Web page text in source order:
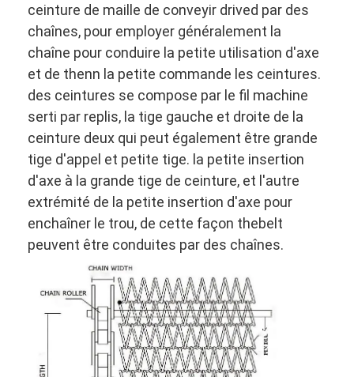
ceinture de maille de conveyir drived par des
chaînes, pour employer généralement la
chaîne pour conduire la petite utilisation d'axe
et de thenn la petite commande les ceintures.
des ceintures se compose par le fil machine
serti par replis, la tige gauche et droite de la
ceinture deux qui peut également être grande
tige d'appel et petite tige. la petite insertion
d'axe à la grande tige de ceinture, et l'autre
extrémité de la petite insertion d'axe pour
enchaîner le trou, de cette façon thebelt
peuvent être conduites par des chaînes.